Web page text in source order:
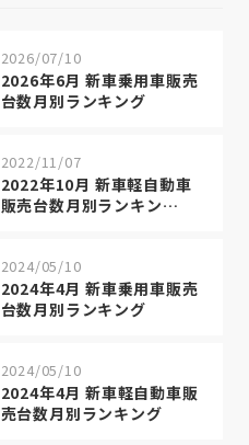
2026/07/10
2026年6月 新車乗用車販売
台数月別ランキング
2022/11/07
2022年10月 新車軽自動車
販売台数月別ランキン…
2024/05/10
2024年4月 新車乗用車販売
台数月別ランキング
2024/05/10
2024年4月 新車軽自動車販
売台数月別ランキング